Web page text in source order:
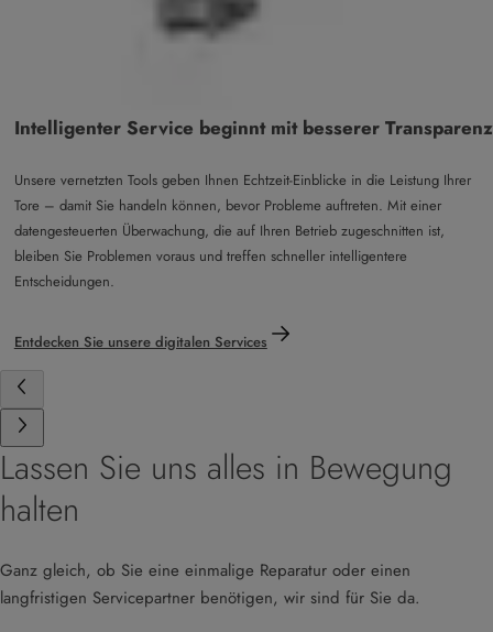
Intelligenter Service beginnt mit besserer Transparenz
Unsere vernetzten Tools geben Ihnen Echtzeit-Einblicke in die Leistung Ihrer
Tore – damit Sie handeln können, bevor Probleme auftreten. Mit einer
datengesteuerten Überwachung, die auf Ihren Betrieb zugeschnitten ist,
bleiben Sie Problemen voraus und treffen schneller intelligentere
Entscheidungen.
Entdecken Sie unsere digitalen Services
Lassen Sie uns alles in Bewegung
halten
Ganz gleich, ob Sie eine einmalige Reparatur oder einen
langfristigen Servicepartner benötigen, wir sind für Sie da.